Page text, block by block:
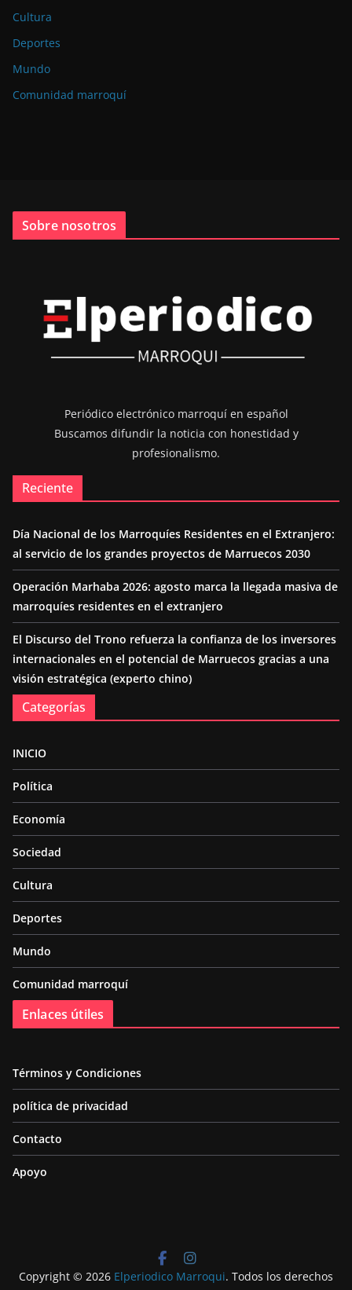
Cultura
Deportes
Mundo
Comunidad marroquí
Sobre nosotros
Periódico electrónico marroquí en español
Buscamos difundir la noticia con honestidad y
profesionalismo.
Reciente
Día Nacional de los Marroquíes Residentes en el Extranjero:
al servicio de los grandes proyectos de Marruecos 2030
Operación Marhaba 2026: agosto marca la llegada masiva de
marroquíes residentes en el extranjero
El Discurso del Trono refuerza la confianza de los inversores
internacionales en el potencial de Marruecos gracias a una
visión estratégica (experto chino)
Categorías
INICIO
Política
Economía
Sociedad
Cultura
Deportes
Mundo
Comunidad marroquí
Enlaces útiles
Términos y Condiciones
política de privacidad
Contacto
Apoyo
Copyright © 2026 Elperiodico Marroqui. Todos los derechos